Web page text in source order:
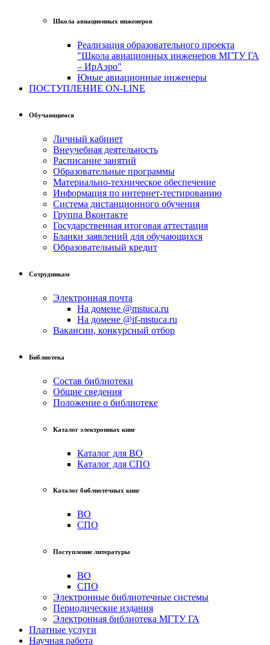
Школа авиационных инженеров
Реализация образовательного проекта
"Школа авиационных инженеров МГТУ ГА
– ИрАэро"
Юные авиационные инженеры
ПОСТУПЛЕНИЕ ON-LINE
Обучающимся
Личный кабинет
Внеучебная деятельность
Расписание занятий
Образовательные программы
Материально-техническое обеспечение
Информация по интернет-тестированию
Система дистанционного обучения
Группа Вконтакте
Государственная итоговая аттестация
Бланки заявлений для обучающихся
Образовательный кредит
Сотрудникам
Электронная почта
На домене @mstuca.ru
На домене @if-mstuca.ru
Вакансии, конкурсный отбор
Библиотека
Состав библиотеки
Общие сведения
Положение о библиотеке
Каталог электронных книг
Каталог для ВО
Каталог для СПО
Каталог библиотечных книг
ВО
СПО
Поступление литературы
ВО
СПО
Электронные библиотечные системы
Периодические издания
Электронная библиотека МГТУ ГА
Платные услуги
Научная работа